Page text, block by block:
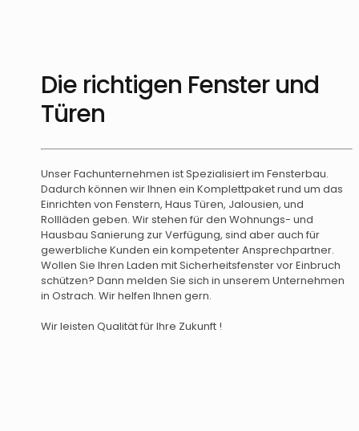
Die richtigen Fenster und
Türen
Unser Fachunternehmen ist Spezialisiert im Fensterbau.
Dadurch können wir Ihnen ein Komplettpaket rund um das
Einrichten von Fenstern, Haus Türen, Jalousien, und
Rollläden geben. Wir stehen für den Wohnungs- und
Hausbau Sanierung zur Verfügung, sind aber auch für
gewerbliche Kunden ein kompetenter Ansprechpartner.
Wollen Sie Ihren Laden mit Sicherheitsfenster vor Einbruch
schützen? Dann melden Sie sich in unserem Unternehmen
in Ostrach. Wir helfen Ihnen gern.
Wir leisten Qualität für Ihre Zukunft !